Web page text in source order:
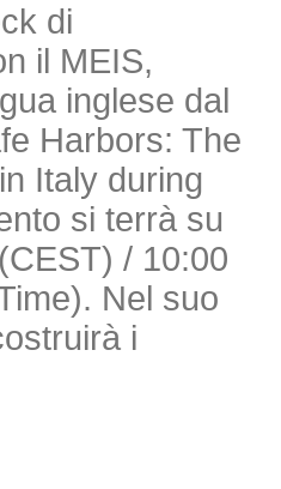
di
il MEIS,
inglese dal
Harbors: The
Italy during
si terrà su
/ 10:00
Nel suo
i